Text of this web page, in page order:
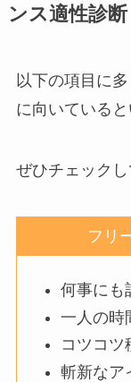
ンス適性診断
以下の項目に
に向いていると
ぜひチェックし
フリ
何事にも
一人の時
コツコツ
斬新なア